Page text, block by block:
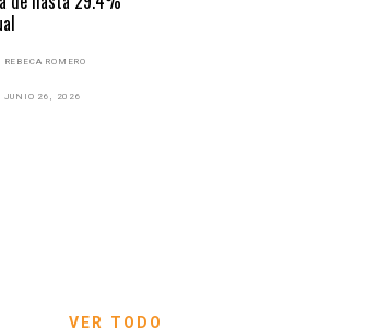
REBECA ROMERO
JUNIO 26, 2026
VER TODO